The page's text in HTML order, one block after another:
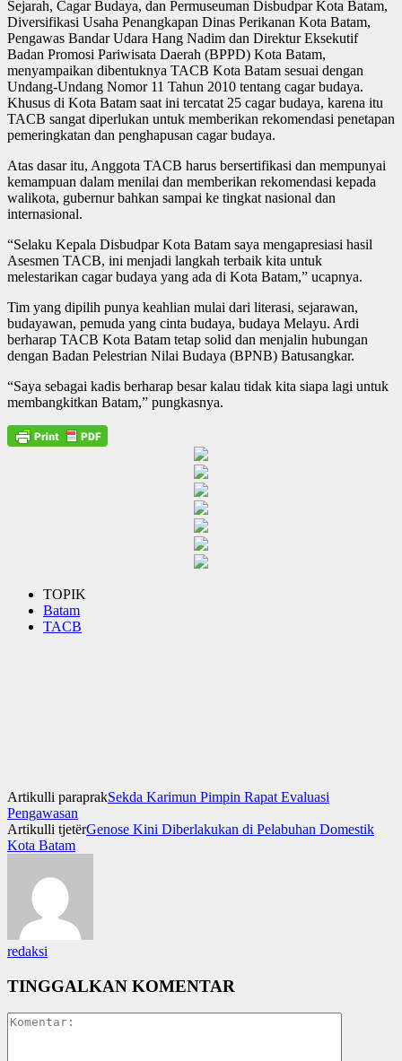
Sejarah, Cagar Budaya, dan Permuseuman Disbudpar Kota Batam,
Diversifikasi Usaha Penangkapan Dinas Perikanan Kota Batam,
Pengawas Bandar Udara Hang Nadim dan Direktur Eksekutif
Badan Promosi Pariwisata Daerah (BPPD) Kota Batam,
menyampaikan dibentuknya TACB Kota Batam sesuai dengan
Undang-Undang Nomor 11 Tahun 2010 tentang cagar budaya.
Khusus di Kota Batam saat ini tercatat 25 cagar budaya, karena itu
TACB sangat diperlukan untuk memberikan rekomendasi penetapan
pemeringkatan dan penghapusan cagar budaya.
Atas dasar itu, Anggota TACB harus bersertifikasi dan mempunyai
kemampuan dalam menilai dan memberikan rekomendasi kepada
walikota, gubernur bahkan sampai ke tingkat nasional dan
internasional.
“Selaku Kepala Disbudpar Kota Batam saya mengapresiasi hasil
Asesmen TACB, ini menjadi langkah terbaik kita untuk
melestarikan cagar budaya yang ada di Kota Batam,” ucapnya.
Tim yang dipilih punya keahlian mulai dari literasi, sejarawan,
budayawan, pemuda yang cinta budaya, budaya Melayu. Ardi
berharap TACB Kota Batam tetap solid dan menjalin hubungan
dengan Badan Pelestrian Nilai Budaya (BPNB) Batusangkar.
“Saya sebagai kadis berharap besar kalau tidak kita siapa lagi untuk
membangkitkan Batam,” pungkasnya.
TOPIK
Batam
TACB
Artikulli paraprakSekda Karimun Pimpin Rapat Evaluasi
Pengawasan
Artikulli tjetërGenose Kini Diberlakukan di Pelabuhan Domestik
Kota Batam
redaksi
TINGGALKAN KOMENTAR